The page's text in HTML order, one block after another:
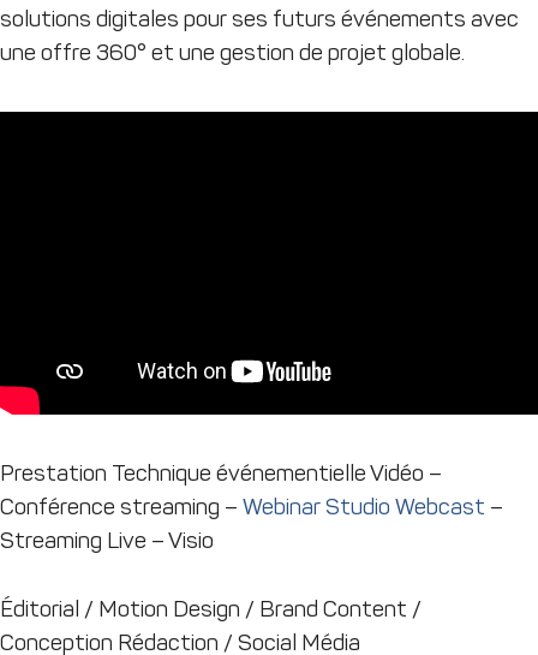
solutions digitales pour ses futurs événements avec
une offre 360° et une gestion de projet globale.
Prestation Technique événementielle Vidéo –
Conférence streaming – Webinar Studio Webcast –
Streaming Live – Visio
Éditorial / Motion Design / Brand Content /
Conception Rédaction / Social Média